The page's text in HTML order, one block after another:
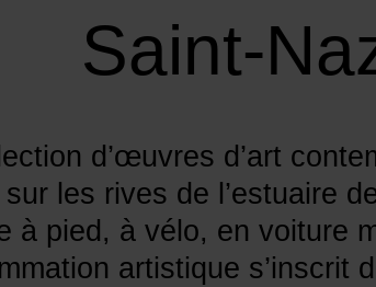
Saint-
d’œuvres d’art
les rives de l’estuaire
à pied, à vélo, en voiture
artistique s’inscrit